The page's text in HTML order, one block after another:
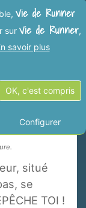
Suivant
situé
se
TOI !
Vie de Runner
sur Vie de Runner,
savoir plus
OK, c'est compris
Configurer